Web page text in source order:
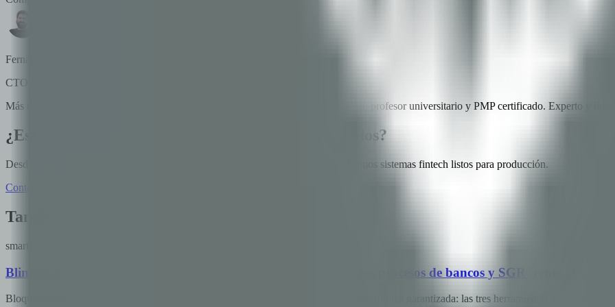
Fernando Boiero
CTO & Co-Fundador
Más de 20 años en la industria tecnológica. Fundador y director de Blockchain Lab, profesor universitario y PMP certificado. Experto y
¿Estás construyendo productos financieros regulados?
Desde wallets digitales hasta garantías tokenizadas y plataformas seguras, construimos sistemas fintech listos para producción.
Contáctanos
También te puede interesar
smart-contracts
Blindar el riesgo crediticio: cómo la tecnología Web3 simplifica los procesos de bancos y SGR frente al campo
Bloqueo autónomo de colaterales, monitoreo de valor en tiempo real y ejecución algorítmica garantizada: las tres herramientas que cambian